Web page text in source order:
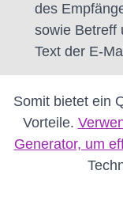
des
sowie Betreff
Text der E-
Somit bietet ein
Vorteile.
Generator, um